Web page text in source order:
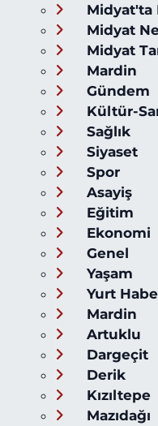
Midyat'ta
Midyat
Midyat
Mardin
Gündem
Kültür-
Sağlık
Siyaset
Spor
Asayiş
Eğitim
Ekonomi
Genel
Yaşam
Yurt
Mardin
Artuklu
Dargeçit
Derik
Kızıltepe
Mazıdağı